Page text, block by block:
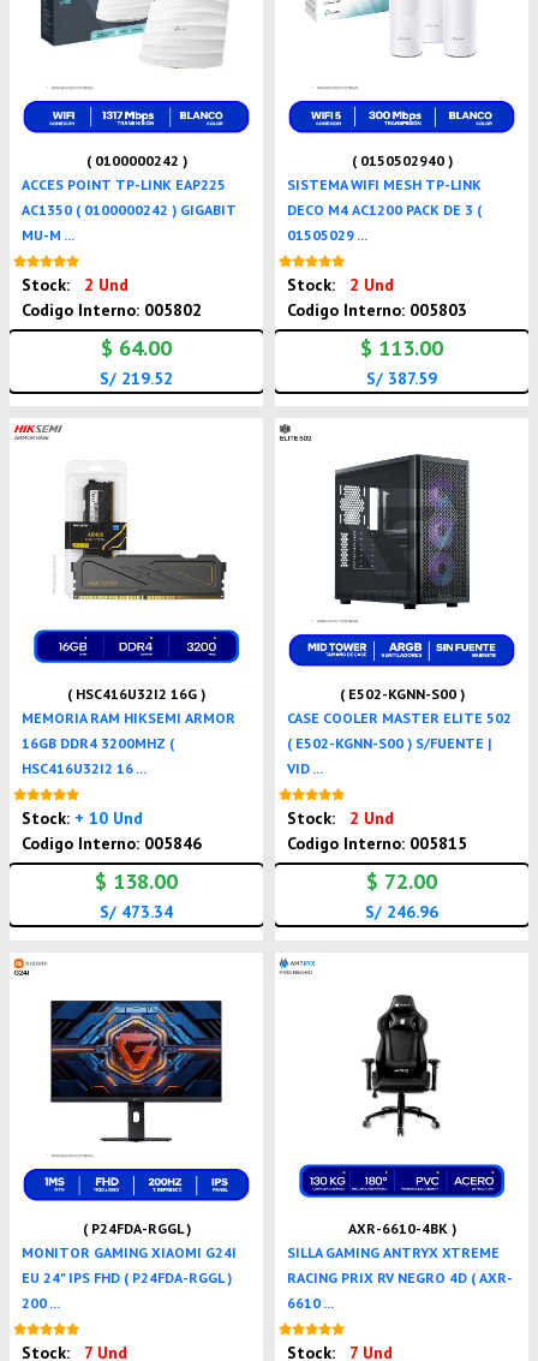
( 0100000242 )
ACCES POINT TP-LINK EAP225
AC1350 ( 0100000242 ) GIGABIT
MU-M ...
Stock:
2 Und
Codigo Interno: 005802
$ 64.00
S/ 219.52
( 0150502940 )
SISTEMA WIFI MESH TP-LINK
DECO M4 AC1200 PACK DE 3 (
01505029 ...
Stock:
2 Und
Codigo Interno: 005803
$ 113.00
S/ 387.59
( HSC416U32I2 16G )
MEMORIA RAM HIKSEMI ARMOR
16GB DDR4 3200MHZ (
HSC416U32I2 16 ...
Stock: + 10 Und
Codigo Interno: 005846
$ 138.00
S/ 473.34
( E502-KGNN-S00 )
CASE COOLER MASTER ELITE 502
( E502-KGNN-S00 ) S/FUENTE |
VID ...
Stock:
2 Und
Codigo Interno: 005815
$ 72.00
S/ 246.96
( P24FDA-RGGL )
MONITOR GAMING XIAOMI G24I
EU 24" IPS FHD ( P24FDA-RGGL )
200 ...
Stock:
7 Und
AXR-6610-4BK )
SILLA GAMING ANTRYX XTREME
RACING PRIX RV NEGRO 4D ( AXR-
6610 ...
Stock:
7 Und